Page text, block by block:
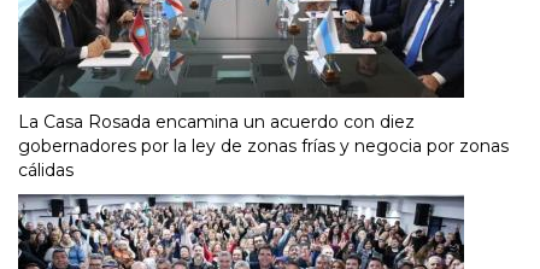
La Casa Rosada encamina un acuerdo con diez
gobernadores por la ley de zonas frías y negocia por zonas
cálidas